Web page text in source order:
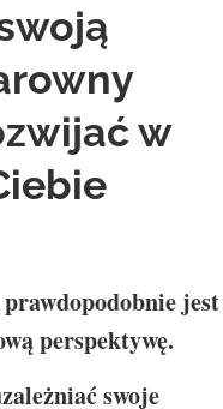
w
jest
perspektywę.
swoje